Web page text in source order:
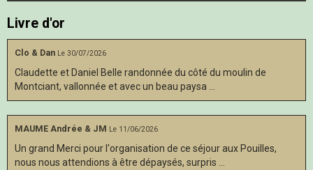
Livre d'or
Clo & Dan Le 30/07/2026
Claudette et Daniel Belle randonnée du côté du moulin de
Montciant, vallonnée et avec un beau paysa ...
MAUME Andrée & JM Le 11/06/2026
Un grand Merci pour l'organisation de ce séjour aux Pouilles,
nous nous attendions à être dépaysés, surpris ...